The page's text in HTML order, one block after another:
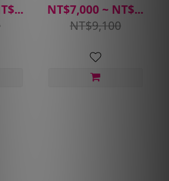
NT$7,000 ~ NT$...
NT$9,100